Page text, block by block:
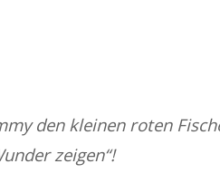
den kleinen roten
zeigen“!